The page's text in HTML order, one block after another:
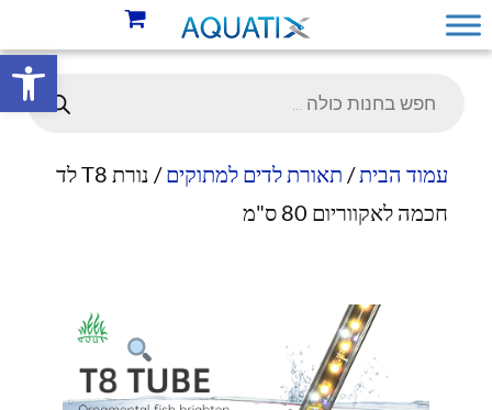
פתח
עמוד הבית/ תאורת לדים למתוקים
/ נורת T8 לד
חכמה לאקווריום 80 ס"מ